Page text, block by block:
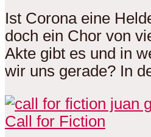
Ist Corona eine
doch ein Chor von
Akte gibt es und in
wir uns gerade? In
Call for Fiction